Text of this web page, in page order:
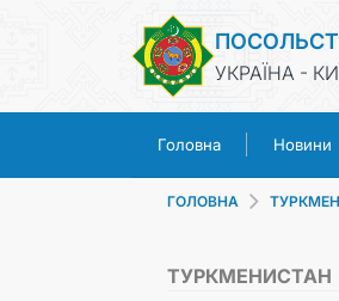
УКРАЇНА -
Головна Новини
ГОЛОВНА
ТУРКМЕНИСТАН